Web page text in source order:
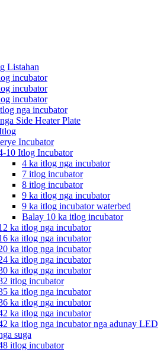
Listahan
incubator
incubator
incubator
nga incubator
Side Heater Plate
Incubator
10 Itlog Incubator
4 ka itlog nga incubator
7 itlog incubator
8 itlog incubator
9 ka itlog nga incubator
9 ka itlog incubator waterbed
Balay 10 ka itlog incubator
ka itlog nga incubator
ka itlog nga incubator
ka itlog nga incubator
ka itlog nga incubator
ka itlog nga incubator
itlog incubator
ka itlog nga incubator
ka itlog nga incubator
ka itlog nga incubator
ka itlog nga incubator nga adunay LED
suga
itlog incubator